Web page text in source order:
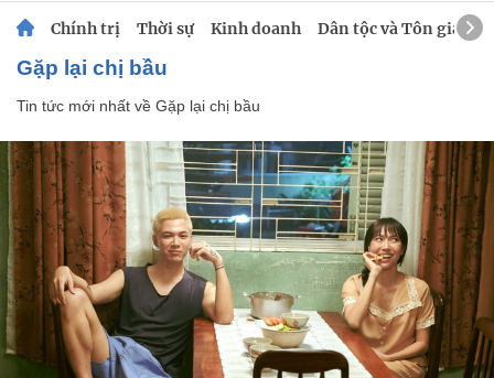
Chính trị Thời sự Kinh doanh Dân tộc và Tôn giáo
Gặp lại chị bầu
Tin tức mới nhất về Gặp lại chị bầu